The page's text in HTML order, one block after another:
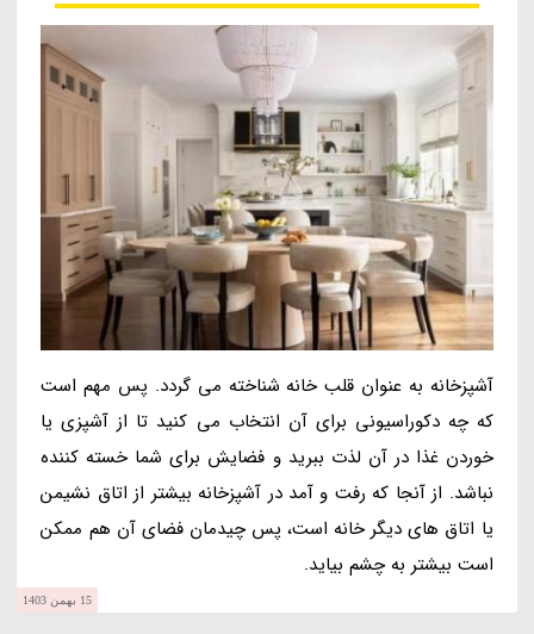
آشپزخانه به عنوان قلب خانه شناخته می گردد. پس مهم است
که چه دکوراسیونی برای آن انتخاب می کنید تا از آشپزی یا
خوردن غذا در آن لذت ببرید و فضایش برای شما خسته کننده
نباشد. از آنجا که رفت و آمد در آشپزخانه بیشتر از اتاق نشیمن
یا اتاق های دیگر خانه است، پس چیدمان فضای آن هم ممکن
است بیشتر به چشم بیاید.
15 بهمن 1403